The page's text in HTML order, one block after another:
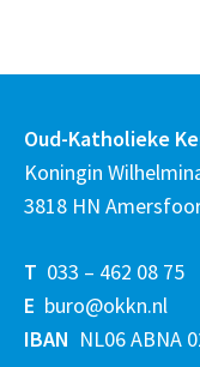
Oud-Katholieke
Koningin
3818 HN
T 033 – 462 08 75
E buro@okkn.nl
IBAN NL06 ABNA